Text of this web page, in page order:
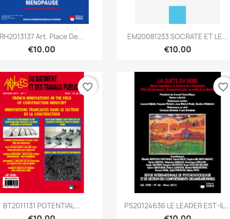
Quick view
RH2013137 Art. Place De...
€10.00
Quick view
EM20081233 SOCRATE ET LE...
€10.00
Quick view
BT2011131 POTENTIAL...
favorite_border
Quick view
PS20124636 LE LEADER EST-IL...
favorite_border